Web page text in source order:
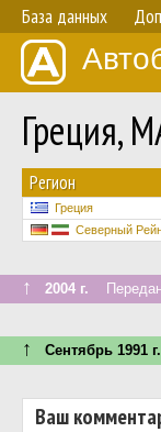
База данных
Греция,
Регион
Греция
Северный
↑ 2004 г. Передан
↑ Сентябрь 1991 г.
Ваш